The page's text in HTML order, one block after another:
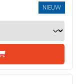
NIEUW